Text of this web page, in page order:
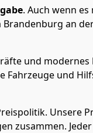
. Auch wenn
Brandenburg an
und modernes
Fahrzeuge und
Unsere
zusammen.